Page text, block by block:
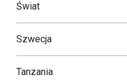
Świat
Szwecja
Tanzania